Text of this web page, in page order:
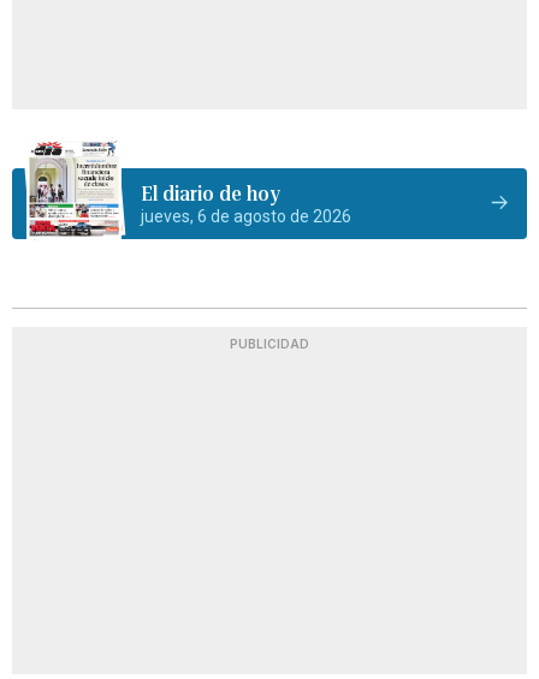
El diario de hoy
jueves, 6 de agosto de 2026
PUBLICIDAD